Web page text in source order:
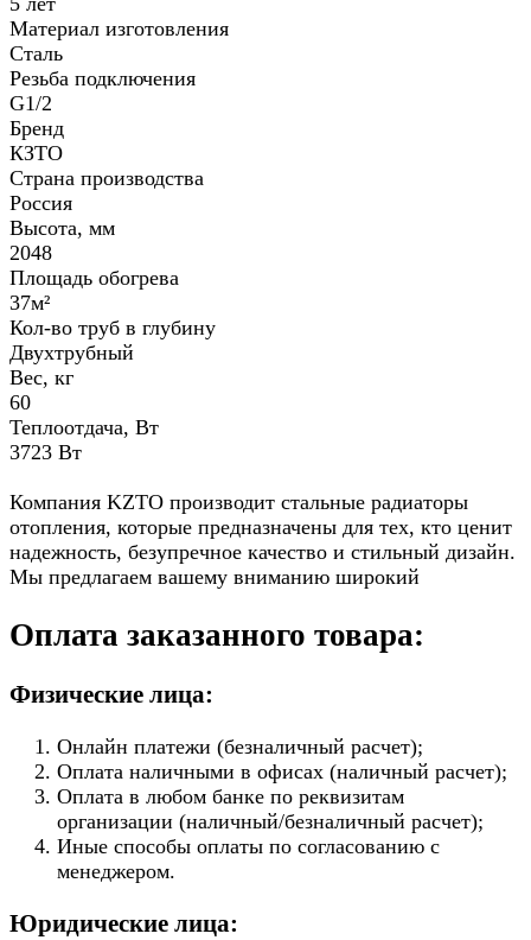
Материал изготовления
Сталь
Резьба подключения
G1/2
Бренд
КЗТО
Страна производства
Россия
Высота, мм
2048
Площадь обогрева
37м²
Кол-во труб в глубину
Двухтрубный
Вес, кг
60
Теплоотдача, Вт
3723 Вт
Компания KZTO производит стальные радиаторы
отопления, которые предназначены для тех, кто ценит
надежность, безупречное качество и стильный дизайн.
Мы предлагаем вашему вниманию широкий
Оплата заказанного товара:
Физические лица:
Онлайн платежи (безналичный расчет);
Оплата наличными в офисах (наличный расчет);
Оплата в любом банке по реквизитам
организации (наличный/безналичный расчет);
Иные способы оплаты по согласованию с
менеджером.
Юридические лица: